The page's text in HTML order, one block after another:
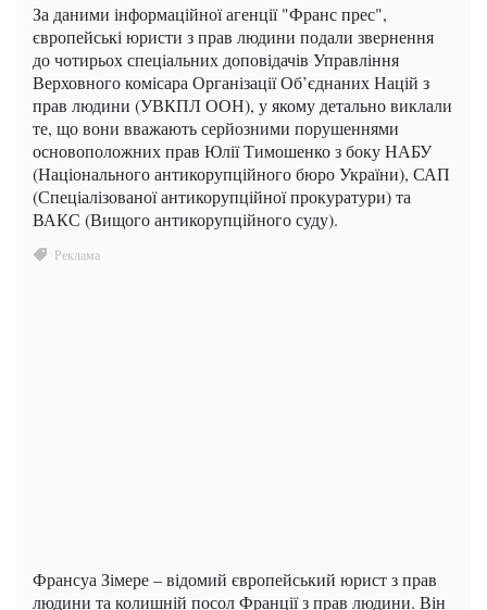
За даними інформаційної агенції "Франс прес",
європейські юристи з прав людини подали звернення
до чотирьох спеціальних доповідачів Управління
Верховного комісара Організації Об’єднаних Націй з
прав людини (УВКПЛ ООН), у якому детально виклали
те, що вони вважають серйозними порушеннями
основоположних прав Юлії Тимошенко з боку НАБУ
(Національного антикорупційного бюро України), САП
(Спеціалізованої антикорупційної прокуратури) та
ВАКС (Вищого антикорупційного суду).
Франсуа Зімере – відомий європейський юрист з прав
людини та колишній посол Франції з прав людини. Він